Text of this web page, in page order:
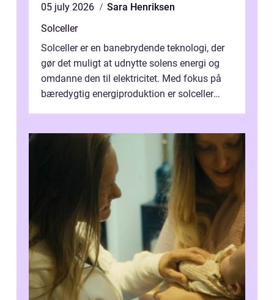
05 july 2026
Sara Henriksen
Solceller
Solceller er en banebrydende teknologi, der
gør det muligt at udnytte solens energi og
omdanne den til elektricitet. Med fokus på
bæredygtig energiproduktion er solceller